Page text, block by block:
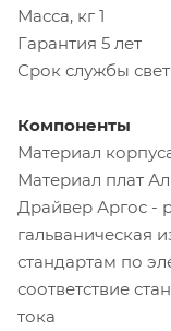
Масса, кг 1
Гарантия 5 лет
Срок службы
Компоненты
Материал
Материал плат
Драйвер Аргос -
гальваническая
стандартам по
соответствие
тока